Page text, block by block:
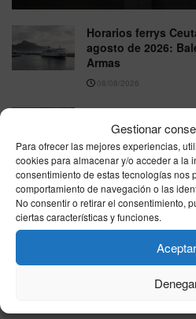
Gestionar
Para ofrecer las mejores experiencias,
cookies para almacenar y/o acceder a la
consentimiento de estas tecnologías nos
comportamiento de navegación o las
No consentir o retirar el consentimiento,
ciertas características y funciones.
Aceptar
Horarios ferrys
agosto de 2026:
Armas
08/08/2026
AEMET anuncia
27°C y viento flojo
08/08/2026
Farmacias de
de 2026
08/08/2026
Interior refuerza
la UIP y eleva a